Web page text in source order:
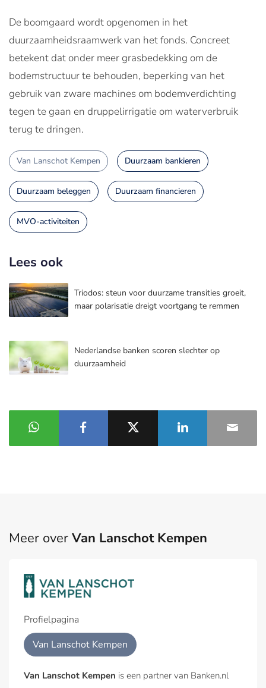
De boomgaard wordt opgenomen in het
duurzaamheidsraamwerk van het fonds. Concreet
betekent dat onder meer grasbedekking om de
bodemstructuur te behouden, beperking van het
gebruik van zware machines om bodemverdichting
tegen te gaan en druppelirrigatie om waterverbruik
terug te dringen.
Van Lanschot Kempen Duurzaam bankieren
Duurzaam beleggen Duurzaam financieren
MVO-activiteiten
Lees ook
Triodos: steun voor duurzame transities groeit,
maar polarisatie dreigt voortgang te remmen
Nederlandse banken scoren slechter op
duurzaamheid
Meer over Van Lanschot Kempen
Profielpagina
Van Lanschot Kempen
Van Lanschot Kempen is een partner van Banken.nl